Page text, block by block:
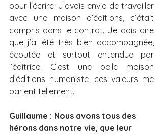
pour l’écrire. J’avais envie de travailler
avec une maison d’éditions, c’était
compris dans le contrat. Je dois dire
que j’ai été très bien accompagnée,
écoutée et surtout entendue par
l’éditrice. C’est une belle maison
d’éditions humaniste, ces valeurs me
parlent tellement.
Guillaume : Nous avons tous des
hérons dans notre vie, que leur